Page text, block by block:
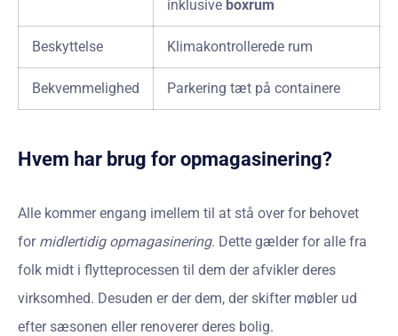
inklusive boxrum
Beskyttelse Klimakontrollerede rum
Bekvemmelighed Parkering tæt på containere
Hvem har brug for opmagasinering?
Alle kommer engang imellem til at stå over for behovet
for midlertidig opmagasinering. Dette gælder for alle fra
folk midt i flytteprocessen til dem der afvikler deres
virksomhed. Desuden er der dem, der skifter møbler ud
efter sæsonen eller renoverer deres bolig.